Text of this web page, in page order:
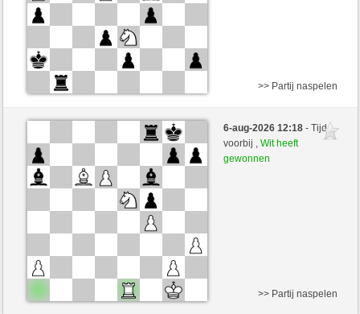
Wit
Rundy (1508) (-14)
Lakaz (1559) (+14)
Speelduur: 3 minutes/side + 0 seconds/move
Partij telt mee voor de ranglijst
>> Partij naspelen
6-aug-2026 12:18- Tijd
voorbij ,Wit heeft
gewonnen
>> Partij naspelen